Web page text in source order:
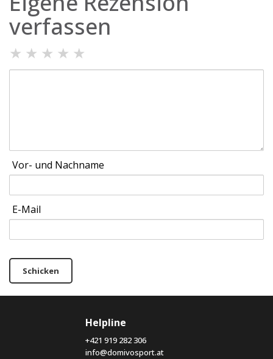
verfassen
★ ★ ★ ★ ★
Vor- und Nachname
E-Mail
Schicken
Helpline
+421 919 282 306
info@domivosport.at